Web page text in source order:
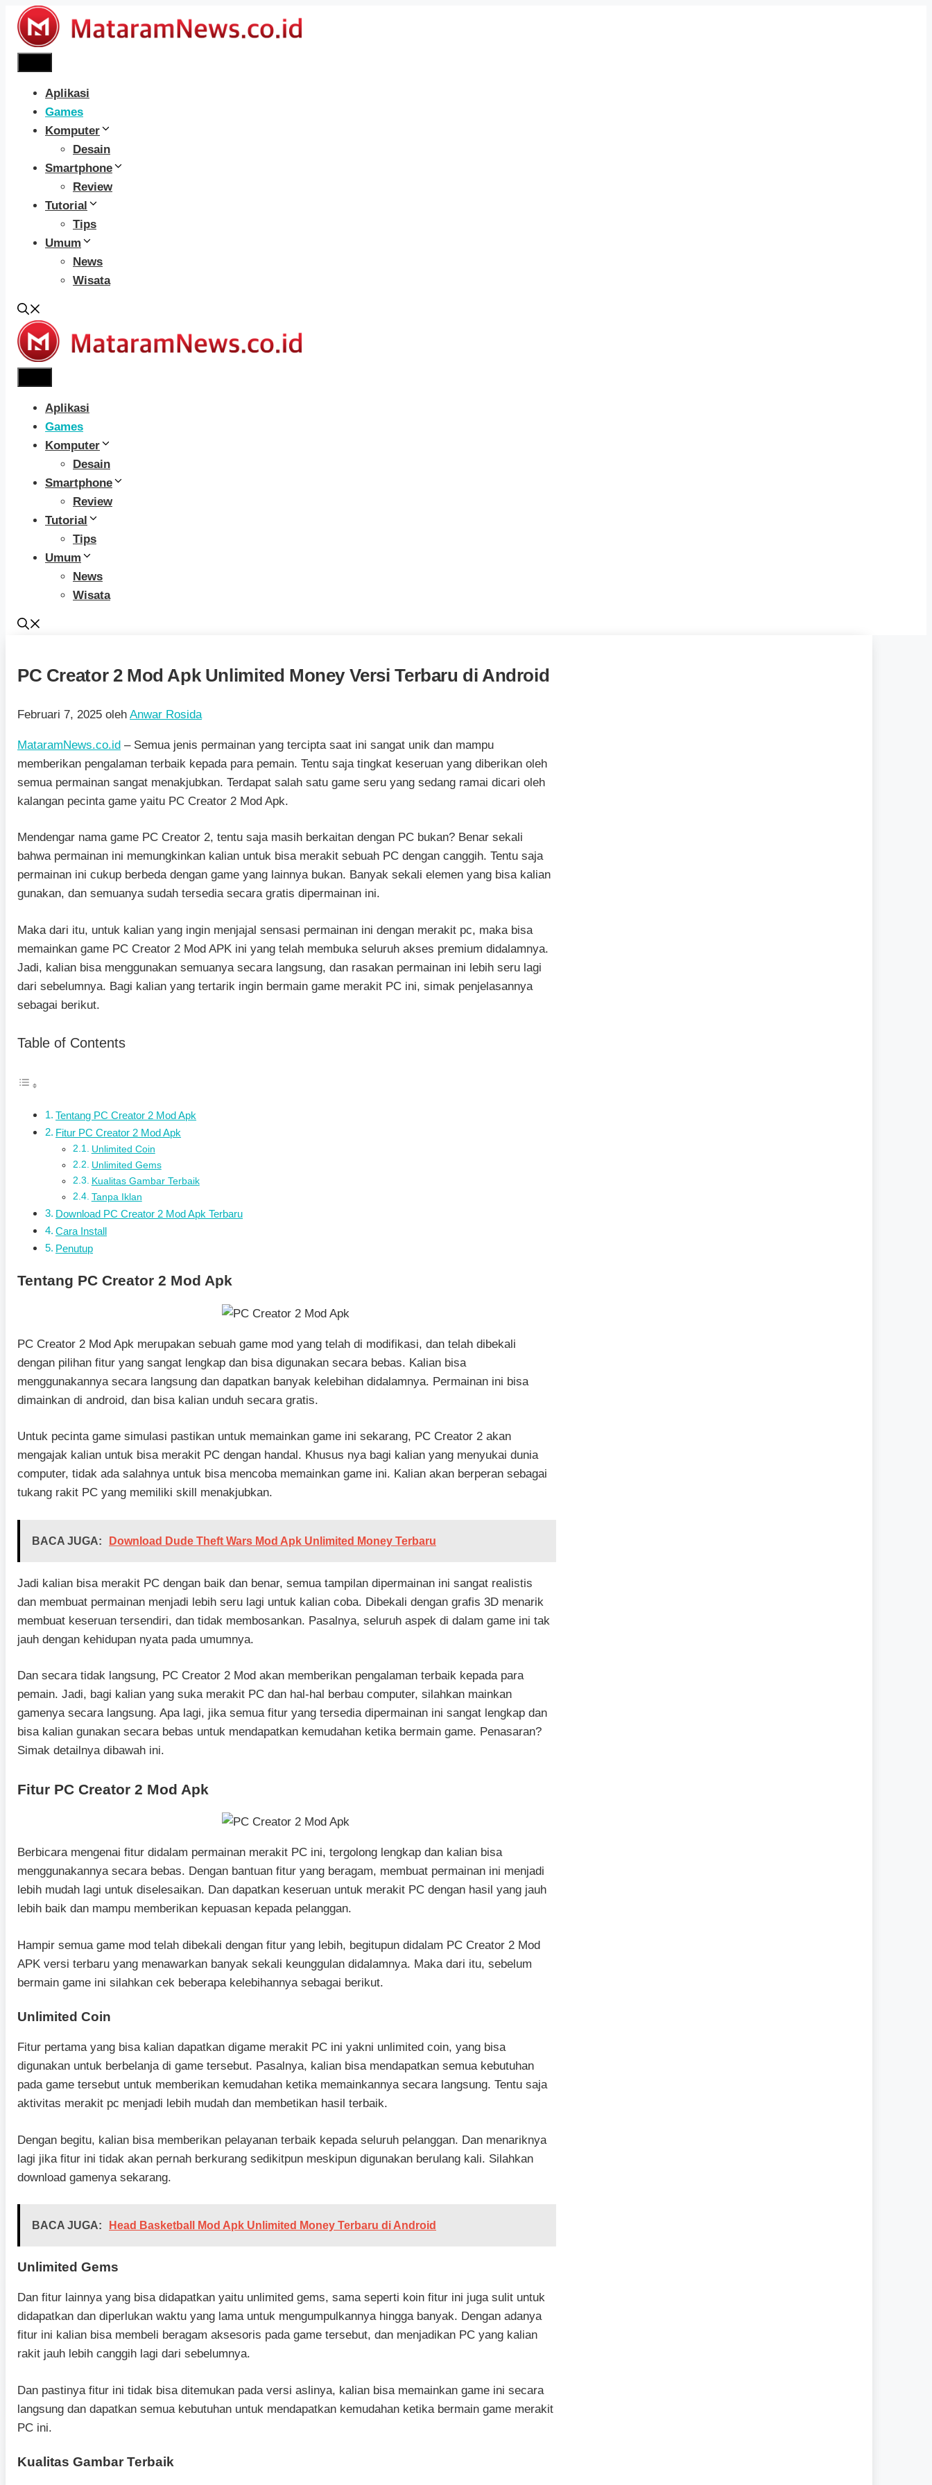
Langsung
Aplikasi
Games
Komputer
Desain
Smartphone
Review
Tutorial
Tips
Umum
News
Wisata
Aplikasi
Games
Komputer
Desain
Smartphone
Review
Tutorial
Tips
Umum
News
Wisata
PC Creator 2 Mod Apk Unlimited Money Versi Terbaru di Android
Februari 7, 2025 oleh Anwar Rosida
MataramNews.co.id – Semua jenis permainan yang tercipta saat ini sangat unik dan mampu
memberikan pengalaman terbaik kepada para pemain. Tentu saja tingkat keseruan yang diberikan oleh
semua permainan sangat menakjubkan. Terdapat salah satu game seru yang sedang ramai dicari oleh
kalangan pecinta game yaitu PC Creator 2 Mod Apk.
Mendengar nama game PC Creator 2, tentu saja masih berkaitan dengan PC bukan? Benar sekali
bahwa permainan ini memungkinkan kalian untuk bisa merakit sebuah PC dengan canggih. Tentu saja
permainan ini cukup berbeda dengan game yang lainnya bukan. Banyak sekali elemen yang bisa kalian
gunakan, dan semuanya sudah tersedia secara gratis dipermainan ini.
Maka dari itu, untuk kalian yang ingin menjajal sensasi permainan ini dengan merakit pc, maka bisa
memainkan game PC Creator 2 Mod APK ini yang telah membuka seluruh akses premium didalamnya.
Jadi, kalian bisa menggunakan semuanya secara langsung, dan rasakan permainan ini lebih seru lagi
dari sebelumnya. Bagi kalian yang tertarik ingin bermain game merakit PC ini, simak penjelasannya
sebagai berikut.
Table of Contents
Tentang PC Creator 2 Mod Apk
Fitur PC Creator 2 Mod Apk
Unlimited Coin
Unlimited Gems
Kualitas Gambar Terbaik
Tanpa Iklan
Download PC Creator 2 Mod Apk Terbaru
Cara Install
Penutup
Tentang PC Creator 2 Mod Apk
PC Creator 2 Mod Apk merupakan sebuah game mod yang telah di modifikasi, dan telah dibekali
dengan pilihan fitur yang sangat lengkap dan bisa digunakan secara bebas. Kalian bisa
menggunakannya secara langsung dan dapatkan banyak kelebihan didalamnya. Permainan ini bisa
dimainkan di android, dan bisa kalian unduh secara gratis.
Untuk pecinta game simulasi pastikan untuk memainkan game ini sekarang, PC Creator 2 akan
mengajak kalian untuk bisa merakit PC dengan handal. Khusus nya bagi kalian yang menyukai dunia
computer, tidak ada salahnya untuk bisa mencoba memainkan game ini. Kalian akan berperan sebagai
tukang rakit PC yang memiliki skill menakjubkan.
BACA JUGA: Download Dude Theft Wars Mod Apk Unlimited Money Terbaru
Jadi kalian bisa merakit PC dengan baik dan benar, semua tampilan dipermainan ini sangat realistis
dan membuat permainan menjadi lebih seru lagi untuk kalian coba. Dibekali dengan grafis 3D menarik
membuat keseruan tersendiri, dan tidak membosankan. Pasalnya, seluruh aspek di dalam game ini tak
jauh dengan kehidupan nyata pada umumnya.
Dan secara tidak langsung, PC Creator 2 Mod akan memberikan pengalaman terbaik kepada para
pemain. Jadi, bagi kalian yang suka merakit PC dan hal-hal berbau computer, silahkan mainkan
gamenya secara langsung. Apa lagi, jika semua fitur yang tersedia dipermainan ini sangat lengkap dan
bisa kalian gunakan secara bebas untuk mendapatkan kemudahan ketika bermain game. Penasaran?
Simak detailnya dibawah ini.
Fitur PC Creator 2 Mod Apk
Berbicara mengenai fitur didalam permainan merakit PC ini, tergolong lengkap dan kalian bisa
menggunakannya secara bebas. Dengan bantuan fitur yang beragam, membuat permainan ini menjadi
lebih mudah lagi untuk diselesaikan. Dan dapatkan keseruan untuk merakit PC dengan hasil yang jauh
lebih baik dan mampu memberikan kepuasan kepada pelanggan.
Hampir semua game mod telah dibekali dengan fitur yang lebih, begitupun didalam PC Creator 2 Mod
APK versi terbaru yang menawarkan banyak sekali keunggulan didalamnya. Maka dari itu, sebelum
bermain game ini silahkan cek beberapa kelebihannya sebagai berikut.
Unlimited Coin
Fitur pertama yang bisa kalian dapatkan digame merakit PC ini yakni unlimited coin, yang bisa
digunakan untuk berbelanja di game tersebut. Pasalnya, kalian bisa mendapatkan semua kebutuhan
pada game tersebut untuk memberikan kemudahan ketika memainkannya secara langsung. Tentu saja
aktivitas merakit pc menjadi lebih mudah dan membetikan hasil terbaik.
Dengan begitu, kalian bisa memberikan pelayanan terbaik kepada seluruh pelanggan. Dan menariknya
lagi jika fitur ini tidak akan pernah berkurang sedikitpun meskipun digunakan berulang kali. Silahkan
download gamenya sekarang.
BACA JUGA: Head Basketball Mod Apk Unlimited Money Terbaru di Android
Unlimited Gems
Dan fitur lainnya yang bisa didapatkan yaitu unlimited gems, sama seperti koin fitur ini juga sulit untuk
didapatkan dan diperlukan waktu yang lama untuk mengumpulkannya hingga banyak. Dengan adanya
fitur ini kalian bisa membeli beragam aksesoris pada game tersebut, dan menjadikan PC yang kalian
rakit jauh lebih canggih lagi dari sebelumnya.
Dan pastinya fitur ini tidak bisa ditemukan pada versi aslinya, kalian bisa memainkan game ini secara
langsung dan dapatkan semua kebutuhan untuk mendapatkan kemudahan ketika bermain game merakit
PC ini.
Kualitas Gambar Terbaik